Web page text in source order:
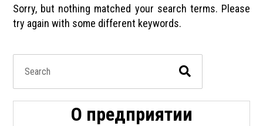
Sorry, but nothing matched your search terms. Please
try again with some different keywords.
О предприятии